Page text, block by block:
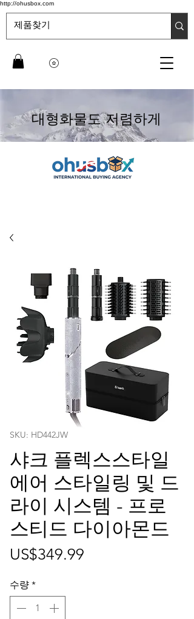
http://ohusbox.com
대형화물도 저렴하게
SKU: HD442JW
샤크 플렉스스타일
에어 스타일링 및 드
라이 시스템 - 프로
스티드 다이아몬드
US$349.99
수량 *